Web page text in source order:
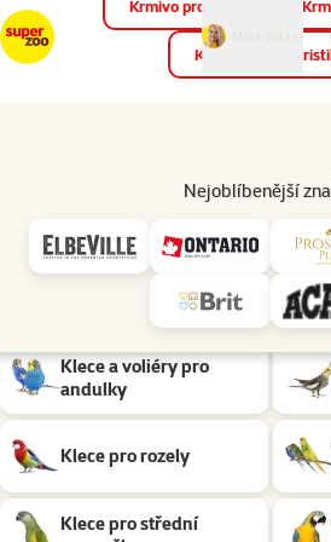
Krmivo pro ptáky
Krmivo pro
Nejoblíbenější
Klece a voliéry pro papoušky
rozbalit
PodkategorieKlece pro drobné
Klece a voliéry pro
andulky
Klece pro rozely
Klece pro střední